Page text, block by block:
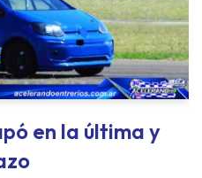
en la última y